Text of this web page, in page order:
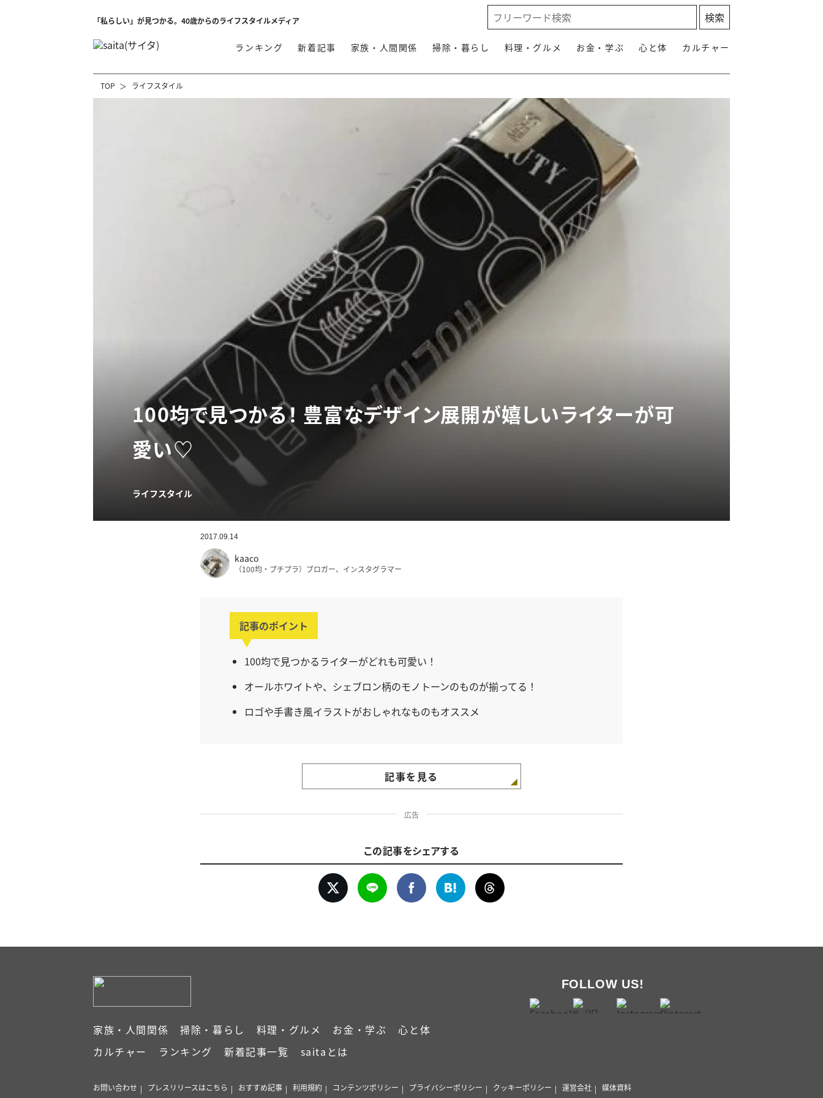
「私らしい」が見つかる。40歳からのライフスタイルメディア
ランキング 新着記事 家族・人間関係 掃除・暮らし 料理・グルメ お金・学ぶ 心と体 カルチャー
TOP ライフスタイル
100均で見つかる！ 豊富なデザイン展開が嬉しいライターが可
愛い♡
ライフスタイル
2017.09.14
kaaco
（100均・プチプラ）ブロガー、インスタグラマー
記事のポイント
100均で見つかるライターがどれも可愛い！
オールホワイトや、シェブロン柄のモノトーンのものが揃ってる！
ロゴや手書き風イラストがおしゃれなものもオススメ
記事を見る
広告
この記事をシェアする
家族・人間関係 掃除・暮らし 料理・グルメ お金・学ぶ
心と体
カルチャー
ランキング 新着記事一覧 saitaとは
FOLLOW US!
お問い合わせ プレスリリースはこちら おすすめ記事 利用規約 コンテンツポリシー プライバシーポリシー クッキーポリシー 運営会社 媒体資料